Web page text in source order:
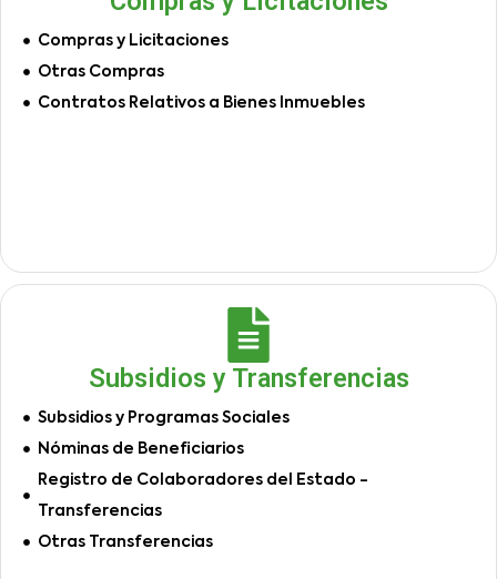
Compras y Licitaciones
Otras Compras
Contratos Relativos a Bienes Inmuebles
Subsidios y Transferencias
Subsidios y Programas Sociales
Nóminas de Beneficiarios
Registro de Colaboradores del Estado -
Transferencias
Otras Transferencias